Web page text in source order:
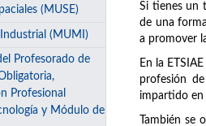
(MUSE)
(MUMI)
Profesorado de
Profesional
y Módulo de
Si tienes un
de una
a promover
En la
profesión de
impartido en
También